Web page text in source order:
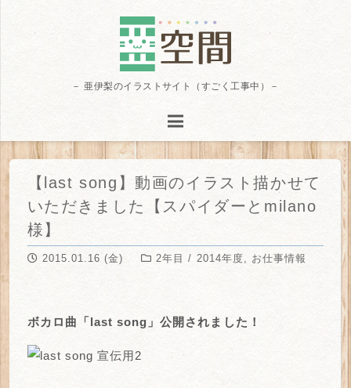
－ 亜伊梨のイラストサイト（すごく工事中）－
【last song】動画のイラスト描かせて
いただきました【スパイダーとmilano
様】
2015.01.16 (金) 2年目 / 2014年度 お仕事情報
ボカロ曲「last song」公開されました！